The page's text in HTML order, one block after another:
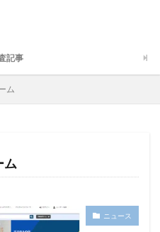
記事
ム
ム
ニュース